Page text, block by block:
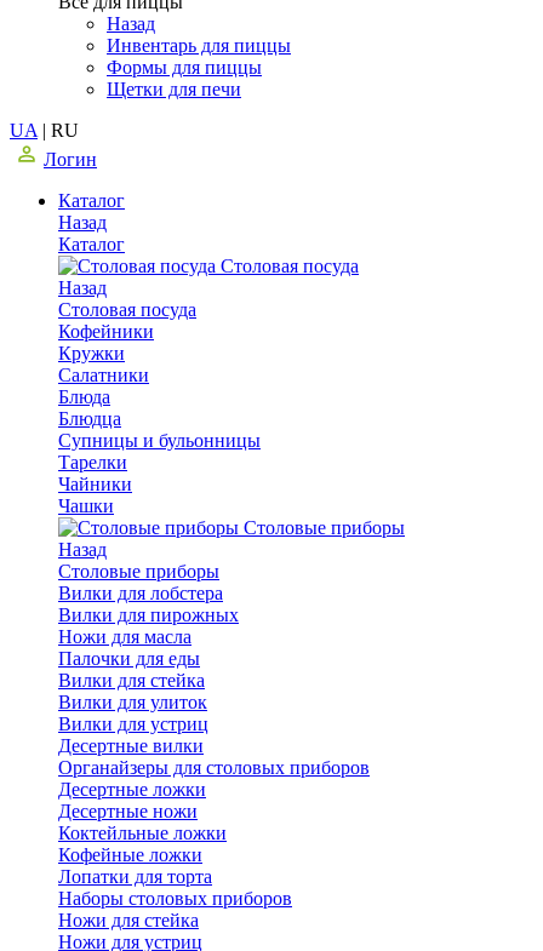
Назад
Инвентарь для пиццы
Формы для пиццы
Щетки для печи
UA | RU
Логин
Каталог
Назад
Каталог
Столовая посуда
Назад
Столовая посуда
Кофейники
Кружки
Салатники
Блюда
Блюдца
Супницы и бульонницы
Тарелки
Чайники
Чашки
Cтоловые приборы
Назад
Cтоловые приборы
Вилки для лобстера
Вилки для пирожных
Ножи для масла
Палочки для еды
Вилки для стейка
Вилки для улиток
Вилки для устриц
Десертные вилки
Органайзеры для столовых приборов
Десертные ложки
Десертные ножи
Коктейльные ложки
Кофейные ложки
Лопатки для торта
Наборы столовых приборов
Ножи для стейка
Ножи для устриц